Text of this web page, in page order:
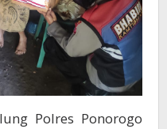
Polres Ponorogo